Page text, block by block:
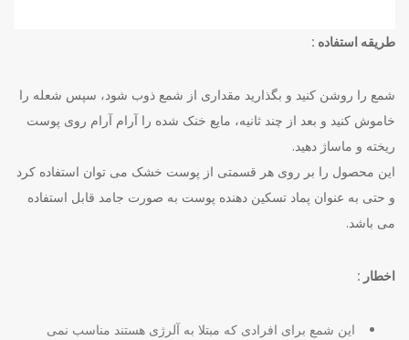
طریقه استفاده :
شمع را روشن کنید و بگذارید مقداری از شمع ذوب شود، سپس شعله را
خاموش کنید و بعد از چند ثانیه، مایع خنک شده را آرام آرام روی پوست
ریخته و ماساژ دهید.
این محصول را بر روی هر قسمتی از پوست خشک می توان استفاده کرد
و حتی به عنوان پماد تسکین دهنده پوست به صورت جامد قابل استفاده
می باشد.
اخطار :
این شمع برای افرادی که مبتلا به آلرژی هستند مناسب نمی